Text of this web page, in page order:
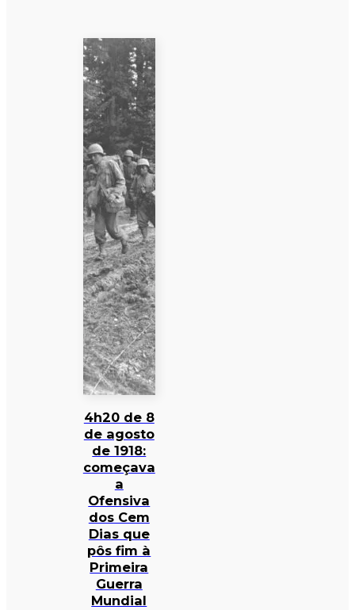
4h20 de 8
de agosto
de 1918:
começava
a
Ofensiva
dos Cem
Dias que
pôs fim à
Primeira
Guerra
Mundial